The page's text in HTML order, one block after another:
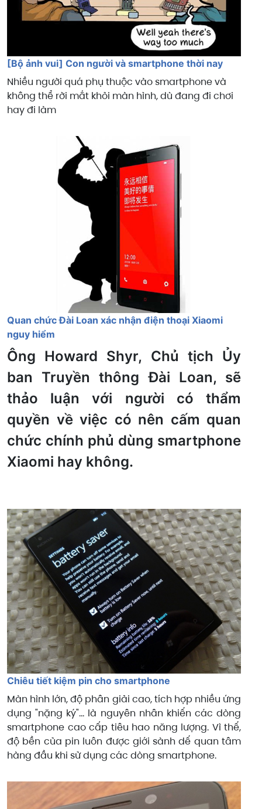
[Bộ ảnh vui] Con người và smartphone thời nay
Nhiều người quá phụ thuộc vào smartphone và
không thể rời mắt khỏi màn hình, dù đang đi chơi
hay đi làm
Quan chức Đài Loan xác nhận điện thoại Xiaomi
nguy hiểm
Ông Howard Shyr, Chủ tịch Ủy
ban Truyền thông Đài Loan, sẽ
thảo luận với người có thẩm
quyền về việc có nên cấm quan
chức chính phủ dùng smartphone
Xiaomi hay không.
Chiêu tiết kiệm pin cho smartphone
Màn hình lớn, độ phân giải cao, tích hợp nhiều ứng
dụng "nặng ký"... là nguyên nhân khiến các dòng
smartphone cao cấp tiêu hao năng lượng. Vì thế,
độ bền của pin luôn được giới sành dế quan tâm
hàng đầu khi sử dụng các dòng smartphone.